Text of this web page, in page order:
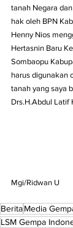
tanah Negara
hak oleh BPN
Henny Nios
Hertasnin Baru
Sombaopu
harus digunakan
tanah yang saya
Drs.H.Abdul Latif
Mgi/Ridwan U
BeritaMedia
LSM Gempa